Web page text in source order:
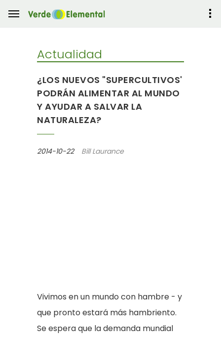
Actualidad
¿LOS NUEVOS "SUPERCULTIVOS'
PODRÁN ALIMENTAR AL MUNDO
Y AYUDAR A SALVAR LA
NATURALEZA?
2014-10-22 Bill Laurance
Vivimos en un mundo con hambre - y
que pronto estará más hambriento.
Se espera que la demanda mundial